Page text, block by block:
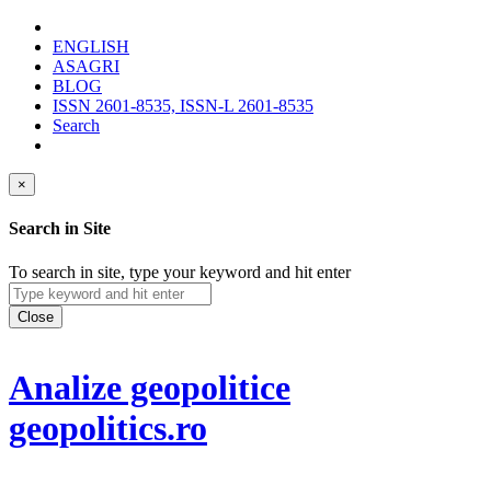
ENGLISH
ASAGRI
BLOG
ISSN 2601-8535, ISSN-L 2601-8535
Search
×
Search in Site
To search in site, type your keyword and hit enter
Close
Analize geopolitice
geopolitics.ro